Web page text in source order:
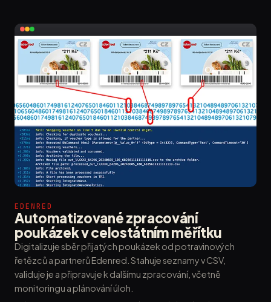
EDENRED
Automatizované zpracování
poukázek v celostátním měřítku
Digitalizuje sběr přijatých poukázek od potravinových
řetězců a partnerů Edenred. Stahuje seznamy v CSV,
validuje je a připravuje k dalšímu zpracování, včetně
monitoringu a plánování úloh.